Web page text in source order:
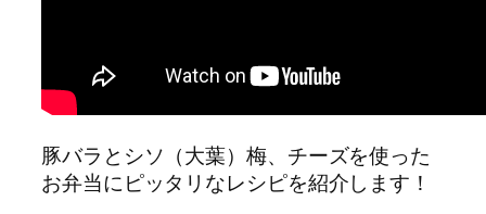
豚バラとシソ（大葉）梅、チーズを使った
お弁当にピッタリなレシピを紹介します！